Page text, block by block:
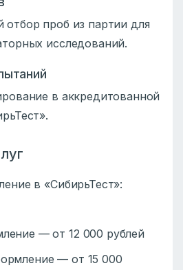
проб из партии для
исследований.
в аккредитованной
в «СибирьТест»:
— от 12 000 рублей
— от 15 000